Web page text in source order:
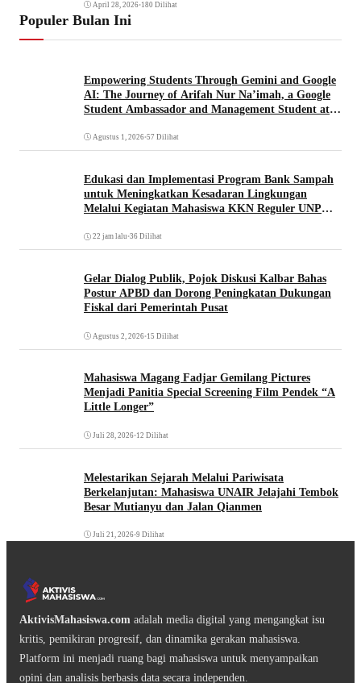
April 28, 2026•180 Dilihat
Populer Bulan Ini
Empowering Students Through Gemini and Google
AI: The Journey of Arifah Nur Na’imah, a Google
Student Ambassador and Management Student at
Agustus 1, 2026•57 Dilihat
Edukasi dan Implementasi Program Bank Sampah
untuk Meningkatkan Kesadaran Lingkungan
Melalui Kegiatan Mahasiswa KKN Reguler UNP
22 jam lalu •36 Dilihat
Gelar Dialog Publik, Pojok Diskusi Kalbar Bahas
Postur APBD dan Dorong Peningkatan Dukungan
Fiskal dari Pemerintah Pusat
Agustus 2, 2026•15 Dilihat
Mahasiswa Magang Fadjar Gemilang Pictures
Menjadi Panitia Special Screening Film Pendek “A
Little Longer”
Juli 28, 2026•12 Dilihat
Melestarikan Sejarah Melalui Pariwisata
Berkelanjutan: Mahasiswa UNAIR Jelajahi Tembok
Besar Mutianyu dan Jalan Qianmen
Juli 21, 2026•9 Dilihat
AktivisMahasiswa.com adalah media digital yang mengangkat isu
kritis, pemikiran progresif, dan dinamika gerakan mahasiswa.
Platform ini menjadi ruang bagi mahasiswa untuk menyampaikan
opini dan analisis berbasis data secara independen.